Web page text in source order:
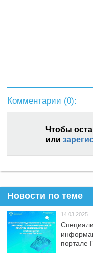
Комментарии (0):
Чтобы
или
Новости по теме
14.03.2025
портале